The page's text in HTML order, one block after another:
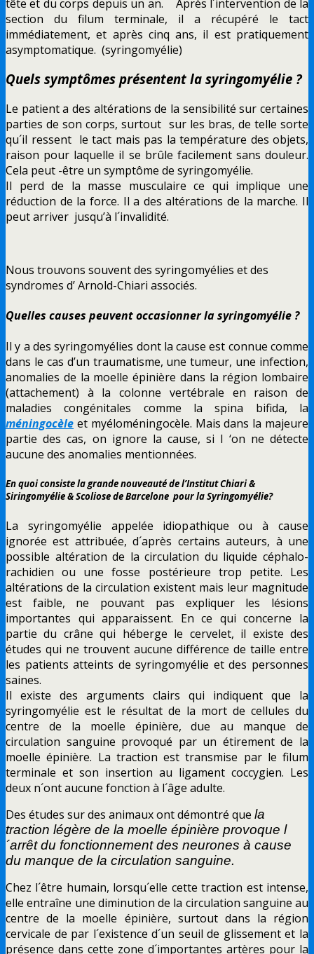
tête et du corps depuis un an. Après l´intervention de la
section du filum terminale, il a récupéré le tact
immédiatement, et après cinq ans, il est pratiquement
asymptomatique. (syringomyélie)
Quels symptômes présentent la syringomyélie ?
Le patient a des altérations de la sensibilité sur certaines
parties de son corps, surtout sur les bras, de telle sorte
qu´il ressent le tact mais pas la température des objets,
raison pour laquelle il se brûle facilement sans douleur.
Cela peut -être un symptôme de syringomyélie.
Il perd de la masse musculaire ce qui implique une
réduction de la force. Il a des altérations de la marche. Il
peut arriver jusqu’à l´invalidité.
Nous trouvons souvent des syringomyélies et des
syndromes d’ Arnold-Chiari associés.
Quelles causes peuvent occasionner la syringomyélie ?
Il y a des syringomyélies dont la cause est connue comme
dans le cas d’un traumatisme, une tumeur, une infection,
anomalies de la moelle épinière dans la région lombaire
(attachement) à la colonne vertébrale en raison de
maladies congénitales comme la spina bifida, la
méningocèle et myéloméningocèle. Mais dans la majeure
partie des cas, on ignore la cause, si l ‘on ne détecte
aucune des anomalies mentionnées.
En quoi consiste la grande nouveauté de l’Institut Chiari &
Siringomyélie & Scoliose de Barcelone pour la Syringomyélie?
La syringomyélie appelée idiopathique ou à cause
ignorée est attribuée, d´après certains auteurs, à une
possible altération de la circulation du liquide céphalo-
rachidien ou une fosse postérieure trop petite. Les
altérations de la circulation existent mais leur magnitude
est faible, ne pouvant pas expliquer les lésions
importantes qui apparaissent. En ce qui concerne la
partie du crâne qui héberge le cervelet, il existe des
études qui ne trouvent aucune différence de taille entre
les patients atteints de syringomyélie et des personnes
saines.
Il existe des arguments clairs qui indiquent que la
syringomyélie est le résultat de la mort de cellules du
centre de la moelle épinière, due au manque de
circulation sanguine provoqué par un étirement de la
moelle épinière. La traction est transmise par le filum
terminale et son insertion au ligament coccygien. Les
deux n´ont aucune fonction à l´âge adulte.
Des études sur des animaux ont démontré que la
traction légère de la moelle épinière provoque l
´arrêt du fonctionnement des neurones à cause
du manque de la circulation sanguine.
Chez l´être humain, lorsqu´elle cette traction est intense,
elle entraîne une diminution de la circulation sanguine au
centre de la moelle épinière, surtout dans la région
cervicale de par l´existence d´un seuil de glissement et la
présence dans cette zone d´importantes artères pour la